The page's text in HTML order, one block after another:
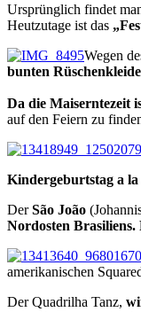
Ursprünglich findet
Heutzutage ist das
Wegen
bunten
Da die Maiserntezeit
auf den Feiern zu
Kindergeburtstag a
DerSão João
Nordosten
amerikanischen
Der Quadrilha Tanz,